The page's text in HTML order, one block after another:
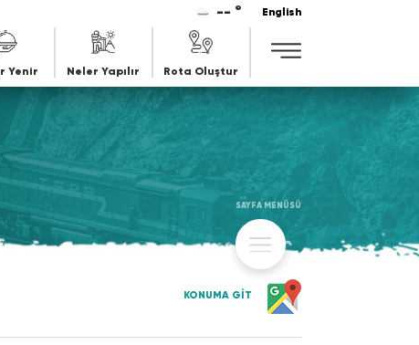
-- ° English
Yenir Neler Yapılır Rota Oluştur
SAYFA MENÜSÜ
KONUMA GİT